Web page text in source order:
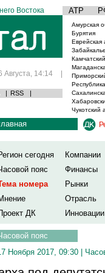
Востока АТР
Августа, 14:14 |
| RSS |
Амурская
Бурятия
Еврейская
Чукотский
сегодня
Компании
пояс
Финансы
номера
Рынки
Отрасль
ДК
Инновации
пояс
Ноября 2017, 09:30 |